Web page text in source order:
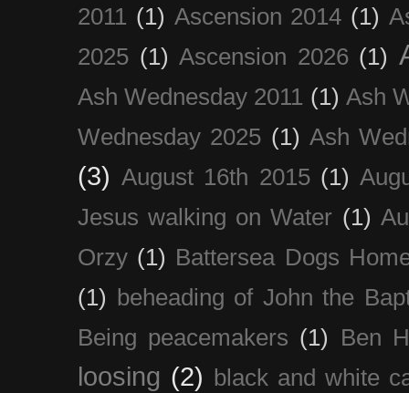
2011 (1) Ascension 2014 (1)
2025 (1) Ascension 2026 (1)
Ash Wednesday 2011 (1) Ash
Wednesday 2025 (1) Ash
(3) August 16th 2015 (1)
Jesus walking on Water (1)
Orzy (1) Battersea Dogs
(1)
beheading of John the
Being peacemakers (1) Ben
loosing (2)
black and white